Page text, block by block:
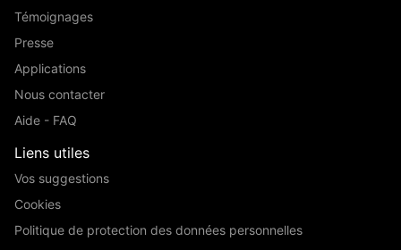
Témoignages
Presse
Applications
Nous contacter
Aide - FAQ
Liens utiles
Vos suggestions
Cookies
Politique de protection des données personnelles